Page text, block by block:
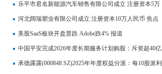
乐平市君名新能源汽车销售有限公司成立 注册资本5万
人民币|每日看点
河北阔瑞塑业有限公司成立 注册资本10万人民币 焦点
速读
美股SaaS板块开盘普跌 Adobe跌4% 报道
中国平安完成2026年度长期服务计划购股：斥资超40亿
元，7万余员工参与
承德露露(000848.SZ)2025年年度权益分派：每10股派利